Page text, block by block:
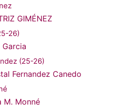
GIMÉNEZ
26)
Garcia
(25-26)
Fernandez Canedo
M. Monné